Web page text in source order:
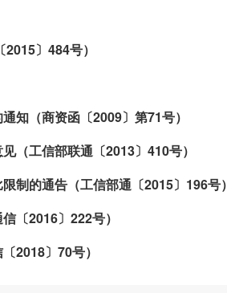
〕484号）
知（商资函〔2009〕第71号）
（工信部联通〔2013〕410号）
制的通告（工信部通〔2015〕196号
〔2016〕222号）
2018〕70号）